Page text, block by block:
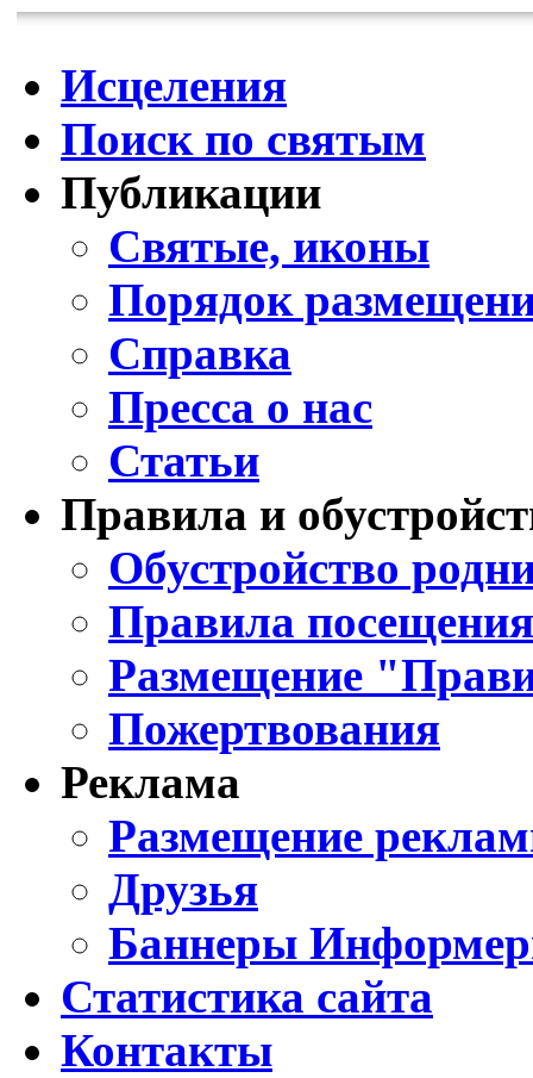
Исцеления
Поиск по святым
Публикации
Святые, иконы
Порядок
Справка
Пресса о нас
Статьи
Правила и
Обустройство
Правила
Размещение
Пожертвования
Реклама
Размещение
Друзья
Баннеры
Статистика сайта
Контакты